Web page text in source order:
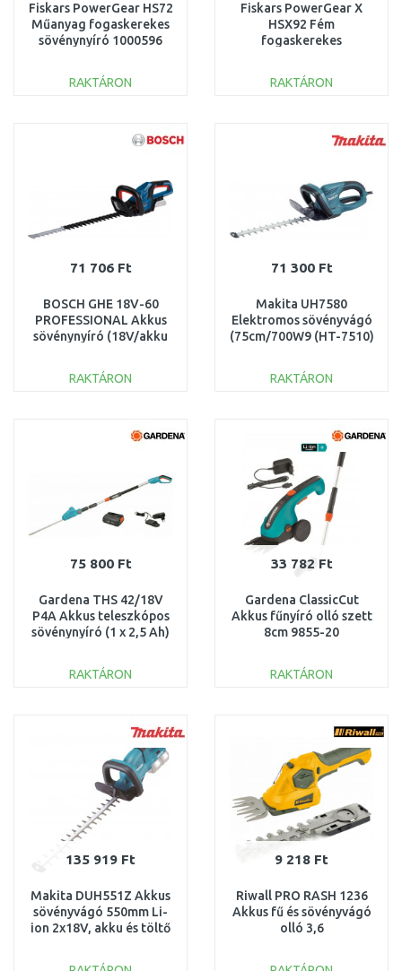
Fiskars PowerGear HS72
Műanyag fogaskerekes
sövénynyíró 1000596
RAKTÁRON
Összehasonlítás
Fiskars PowerGear X
HSX92 Fém
fogaskerekes
1023631
RAKTÁRON
Összehasonlítás
71 706 Ft
BOSCH GHE 18V-60
PROFESSIONAL Akkus
sövénynyíró (18V/akku
06008C9000
RAKTÁRON
Összehasonlítás
71 300 Ft
Makita UH7580
Elektromos sövényvágó
(75cm/700W9 (HT-7510)
RAKTÁRON
Összehasonlítás
75 800 Ft
Gardena THS 42/18V
P4A Akkus teleszkópos
sövénynyíró (1 x 2,5 Ah)
RAKTÁRON
Összehasonlítás
33 782 Ft
Gardena ClassicCut
Akkus fűnyíró olló szett
8cm 9855-20
RAKTÁRON
Összehasonlítás
135 919 Ft
Makita DUH551Z Akkus
sövényvágó 550mm Li-
ion 2x18V, akku és töltő
9 218 Ft
Riwall PRO RASH 1236
Akkus fű és sövényvágó
olló 3,6